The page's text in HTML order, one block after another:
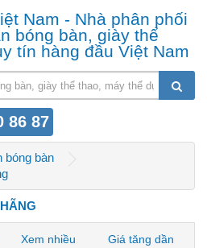
Nam - Nhà phân phối
bóng bàn, giày thể
tín hàng đầu Việt Nam
86 87
bóng bàn
Xem nhiều Giá tăng dần